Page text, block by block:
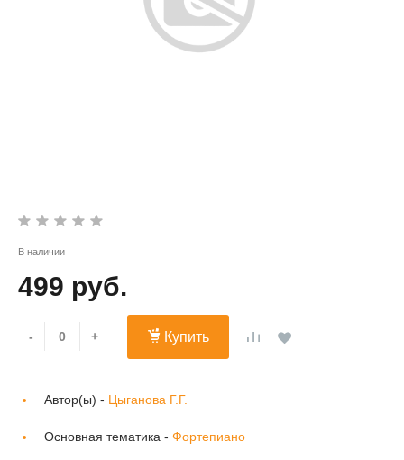
В наличии
499 руб.
- + Купить
Автор(ы) - Цыганова Г.Г.
Основная тематика - Фортепиано